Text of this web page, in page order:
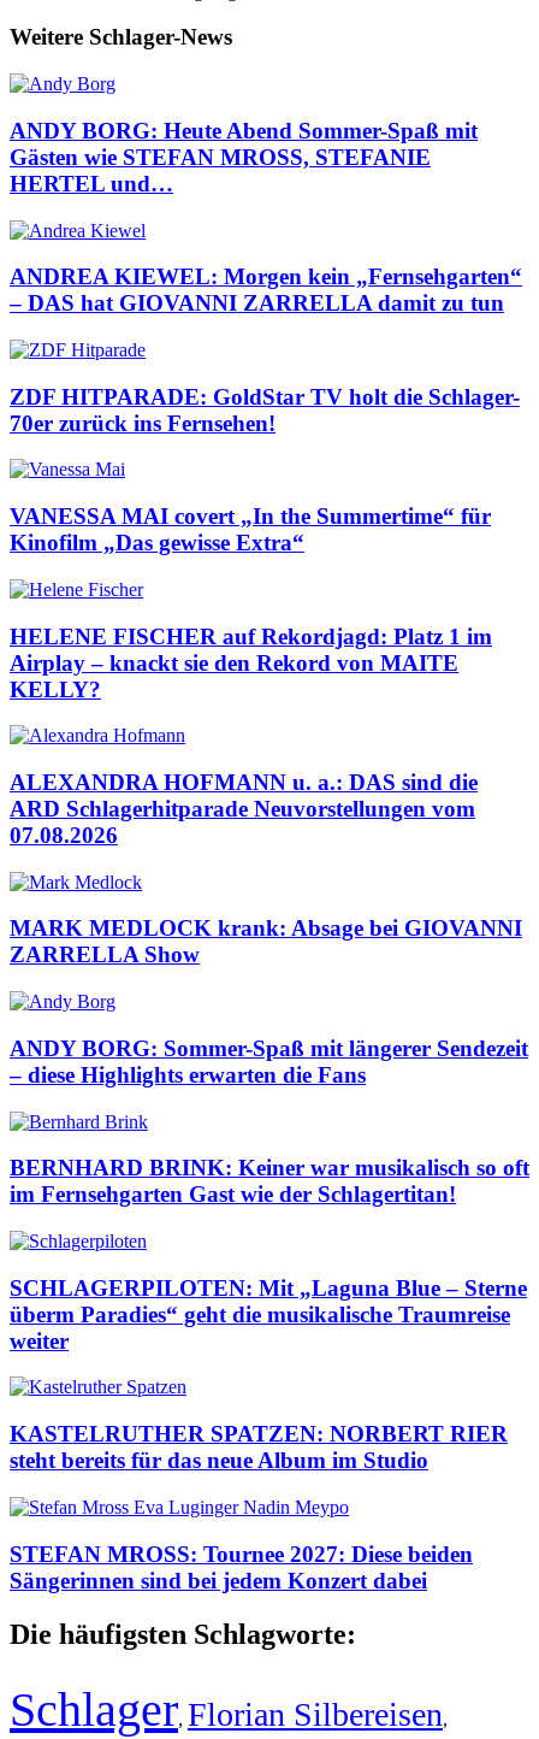
Weitere Schlager-News
ANDY BORG: Heute Abend Sommer-Spaß mit
Gästen wie STEFAN MROSS, STEFANIE
HERTEL und…
ANDREA KIEWEL: Morgen kein „Fernsehgarten“
– DAS hat GIOVANNI ZARRELLA damit zu tun
ZDF HITPARADE: GoldStar TV holt die Schlager-
70er zurück ins Fernsehen!
VANESSA MAI covert „In the Summertime“ für
Kinofilm „Das gewisse Extra“
HELENE FISCHER auf Rekordjagd: Platz 1 im
Airplay – knackt sie den Rekord von MAITE
KELLY?
ALEXANDRA HOFMANN u. a.: DAS sind die
ARD Schlagerhitparade Neuvorstellungen vom
07.08.2026
MARK MEDLOCK krank: Absage bei GIOVANNI
ZARRELLA Show
ANDY BORG: Sommer-Spaß mit längerer Sendezeit
– diese Highlights erwarten die Fans
BERNHARD BRINK: Keiner war musikalisch so oft
im Fernsehgarten Gast wie der Schlagertitan!
SCHLAGERPILOTEN: Mit „Laguna Blue – Sterne
überm Paradies“ geht die musikalische Traumreise
weiter
KASTELRUTHER SPATZEN: NORBERT RIER
steht bereits für das neue Album im Studio
STEFAN MROSS: Tournee 2027: Diese beiden
Sängerinnen sind bei jedem Konzert dabei
Die häufigsten Schlagworte:
Schlager, Florian Silbereisen,